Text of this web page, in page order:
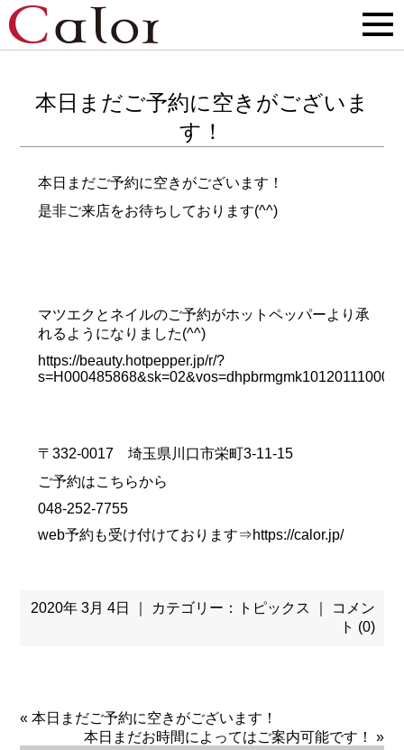
本日まだご予約に空きがございま
す！
本日まだご予約に空きがございます！
是非ご来店をお待ちしております(^^)
マツエクとネイルのご予約がホットペッパーより承
れるようになりました(^^)
https://beauty.hotpepper.jp/r/?
s=H000485868&sk=02&vos=dhpbrmgmk10120111000
〒332-0017 埼玉県川口市栄町3-11-15
ご予約はこちらから
048-252-7755
web予約も受け付けております⇒https://calor.jp/
2020年 3月 4日 ｜ カテゴリー： トピックス
コメン
ト (0)
«本日まだご予約に空きがございます！
本日まだお時間によってはご案内可能です！
»